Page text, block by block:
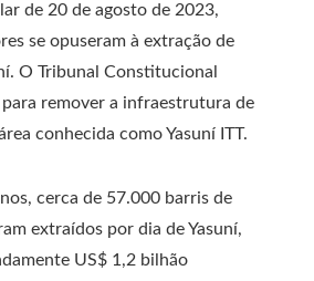
de 20 de agosto de 2023,
se opuseram à extração de
O Tribunal Constitucional
remover a infraestrutura de
conhecida como Yasuní ITT.
cerca de 57.000 barris de
extraídos por dia de Yasuní,
US$ 1,2 bilhão